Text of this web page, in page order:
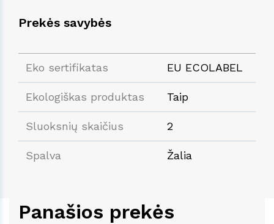
Prekės savybės
Eko sertifikatas EU ECOLABEL
Ekologiškas produktas Taip
Sluoksnių skaičius 2
Spalva Žalia
Panašios prekės